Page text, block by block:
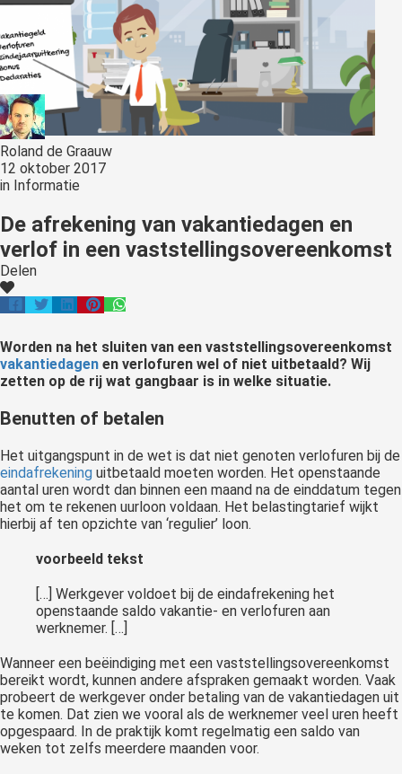
Roland de Graauw
12 oktober 2017
in Informatie
De afrekening van vakantiedagen en
verlof in een vaststellingsovereenkomst
Delen
Worden na het sluiten van een vaststellingsovereenkomst
vakantiedagen en verlofuren wel of niet uitbetaald? Wij
zetten op de rij wat gangbaar is in welke situatie.
Benutten of betalen
Het uitgangspunt in de wet is dat niet genoten verlofuren bij de
eindafrekening uitbetaald moeten worden. Het openstaande
aantal uren wordt dan binnen een maand na de einddatum tegen
het om te rekenen uurloon voldaan. Het belastingtarief wijkt
hierbij af ten opzichte van ‘regulier’ loon.
voorbeeld tekst
[…] Werkgever voldoet bij de eindafrekening het
openstaande saldo vakantie- en verlofuren aan
werknemer. […]
Wanneer een beëindiging met een vaststellingsovereenkomst
bereikt wordt, kunnen andere afspraken gemaakt worden. Vaak
probeert de werkgever onder betaling van de vakantiedagen uit
te komen. Dat zien we vooral als de werknemer veel uren heeft
opgespaard. In de praktijk komt regelmatig een saldo van
weken tot zelfs meerdere maanden voor.
worden
om
te
over
op
te
de
website-
van